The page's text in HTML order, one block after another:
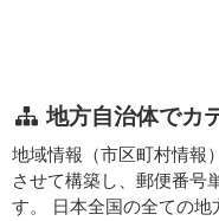
地方自治体でカ
地域情報（市区町村情報
させて構築し、郵便番号
す。 日本全国の全ての地